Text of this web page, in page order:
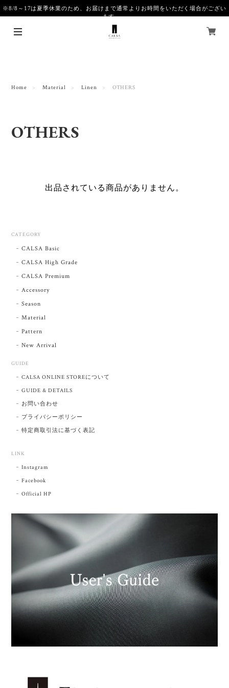
※8/8～17は夏季休業のため、お届けまで通常よりお時間をいただく場合がござい
ます。
Home Material Linen OTHERS
OTHERS
出品されている商品がありません。
CATEGORY
CALSA Basic
CALSA High Grade
CALSA Premium
Accessory
Season
Material
Pattern
New Arrival
GUIDE
CALSA ONLINE STOREについて
GUIDE & DETAILS
お問い合わせ
プライバシーポリシー
特定商取引法に基づく表記
LINK
Instagram
Facebook
Official HP